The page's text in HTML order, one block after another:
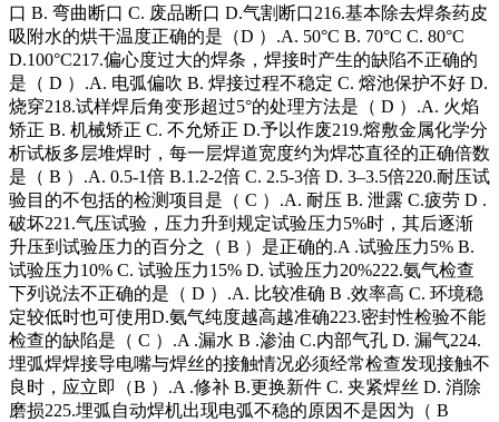
口 B. 弯曲断口 C. 废品断口 D.气割断口216.基本除去焊条药皮
吸附水的烘干温度正确的是（D ）.A. 50°C B. 70°C C. 80°C
D.100°C217.偏心度过大的焊条，焊接时产生的缺陷不正确的
是（ D ）.A. 电弧偏吹 B. 焊接过程不稳定 C. 熔池保护不好 D.
烧穿218.试样焊后角变形超过5°的处理方法是（ D ）.A. 火焰
矫正 B. 机械矫正 C. 不允矫正 D.予以作废219.熔敷金属化学分
析试板多层堆焊时，每一层焊道宽度约为焊芯直径的正确倍数
是（ B ）.A. 0.5-1倍 B.1.2-2倍 C. 2.5-3倍 D. 3–3.5倍220.耐压试
验目的不包括的检测项目是（ C ）.A. 耐压 B. 泄露 C.疲劳 D .
破坏221.气压试验，压力升到规定试验压力5%时，其后逐渐
升压到试验压力的百分之（ B ）是正确的.A .试验压力5% B.
试验压力10% C. 试验压力15% D. 试验压力20%222.氨气检查
下列说法不正确的是（ D ）.A. 比较准确 B .效率高 C. 环境稳
定较低时也可使用D.氨气纯度越高越准确223.密封性检验不能
检查的缺陷是（ C ）.A .漏水 B .渗油 C.内部气孔 D. 漏气224.
埋弧焊焊接导电嘴与焊丝的接触情况必须经常检查发现接触不
良时，应立即（B ）.A .修补 B.更换新件 C. 夹紧焊丝 D. 消除
磨损225.埋弧自动焊机出现电弧不稳的原因不是因为（ B